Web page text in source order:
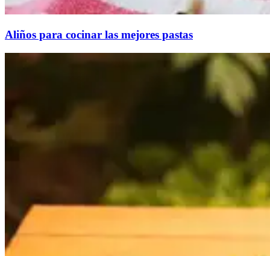
Aliños para cocinar las mejores pastas